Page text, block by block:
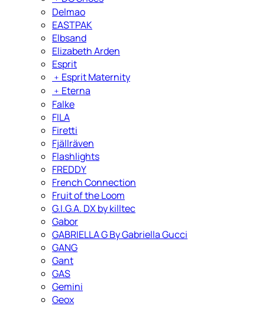
Delmao
EASTPAK
Elbsand
Elizabeth Arden
Esprit
﹢ Esprit Maternity
﹢ Eterna
Falke
FILA
Firetti
Fjällräven
Flashlights
FREDDY
French Connection
Fruit of the Loom
G.I.G.A. DX by killtec
Gabor
GABRIELLA G By Gabriella Gucci
GANG
Gant
GAS
Gemini
Geox